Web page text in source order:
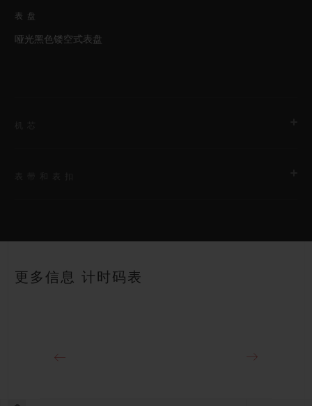
表盘
哑光黑色镂空式表盘
约72小时
表带
更多信息 计时码表